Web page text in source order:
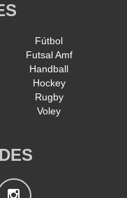
Fútbol
Futsal Amf
Handball
Hockey
Rugby
Voley
Instagram